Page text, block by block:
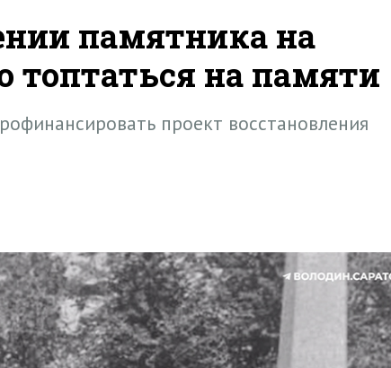
памятника на
топтаться на памяти
проект восстановления